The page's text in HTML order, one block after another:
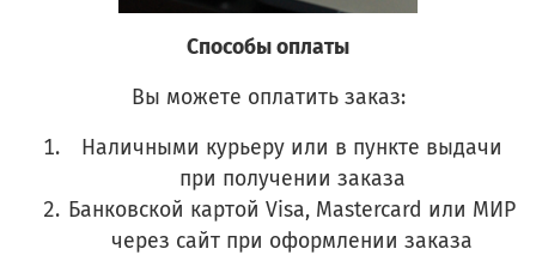
Способы оплаты
Вы можете оплатить заказ:
Наличными курьеру или в пункте выдачи
при получении заказа
Банковской картой Visa, Mastercard или МИР
через сайт при оформлении заказа